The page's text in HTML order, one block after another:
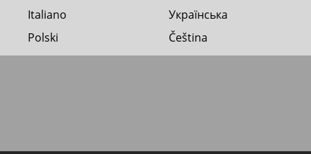
Italiano
Українська
Polski
Čeština